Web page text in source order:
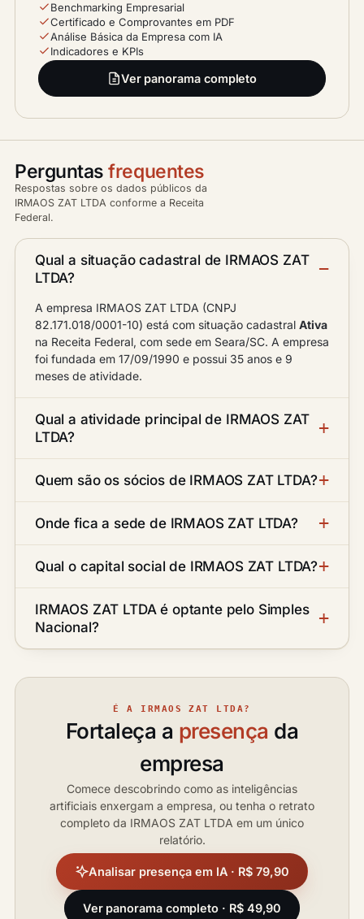
Benchmarking Empresarial
Certificado e Comprovantes em PDF
Análise Básica da Empresa com IA
Indicadores e KPIs
Ver panorama completo
Perguntasfrequentes
Respostas sobre os dados públicos da
IRMAOS ZAT LTDA conforme a Receita
Federal.
Qual a situação cadastral de IRMAOS ZAT
LTDA?
A empresa IRMAOS ZAT LTDA (CNPJ
82.171.018/0001-10) está com situação cadastral Ativa
na Receita Federal, com sede em Seara/SC. A empresa
foi fundada em 17/09/1990 e possui 35 anos e 9
meses de atividade.
Qual a atividade principal de IRMAOS ZAT
LTDA?
Quem são os sócios de IRMAOS ZAT LTDA?
Onde fica a sede de IRMAOS ZAT LTDA?
Qual o capital social de IRMAOS ZAT LTDA?
IRMAOS ZAT LTDA é optante pelo Simples
Nacional?
É A IRMAOS ZAT LTDA?
Fortaleça a presença da
empresa
Comece descobrindo como as inteligências
artificiais enxergam a empresa, ou tenha o retrato
completo da IRMAOS ZAT LTDA em um único
relatório.
Analisar presença em IA · R$ 79,90
Ver panorama completo · R$ 49,90